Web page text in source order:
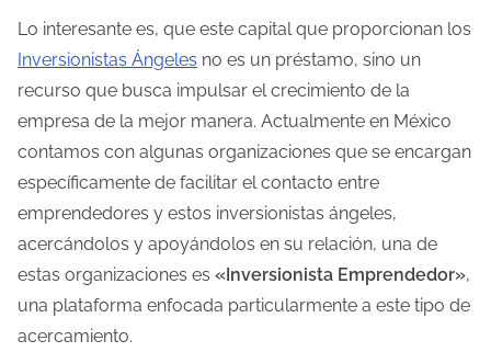
Lo interesante es, que este capital que proporcionan los
Inversionistas Ángeles no es un préstamo, sino un
recurso que busca impulsar el crecimiento de la
empresa de la mejor manera. Actualmente en México
contamos con algunas organizaciones que se encargan
específicamente de facilitar el contacto entre
emprendedores y estos inversionistas ángeles,
acercándolos y apoyándolos en su relación, una de
estas organizaciones es «Inversionista Emprendedor»,
una plataforma enfocada particularmente a este tipo de
acercamiento.